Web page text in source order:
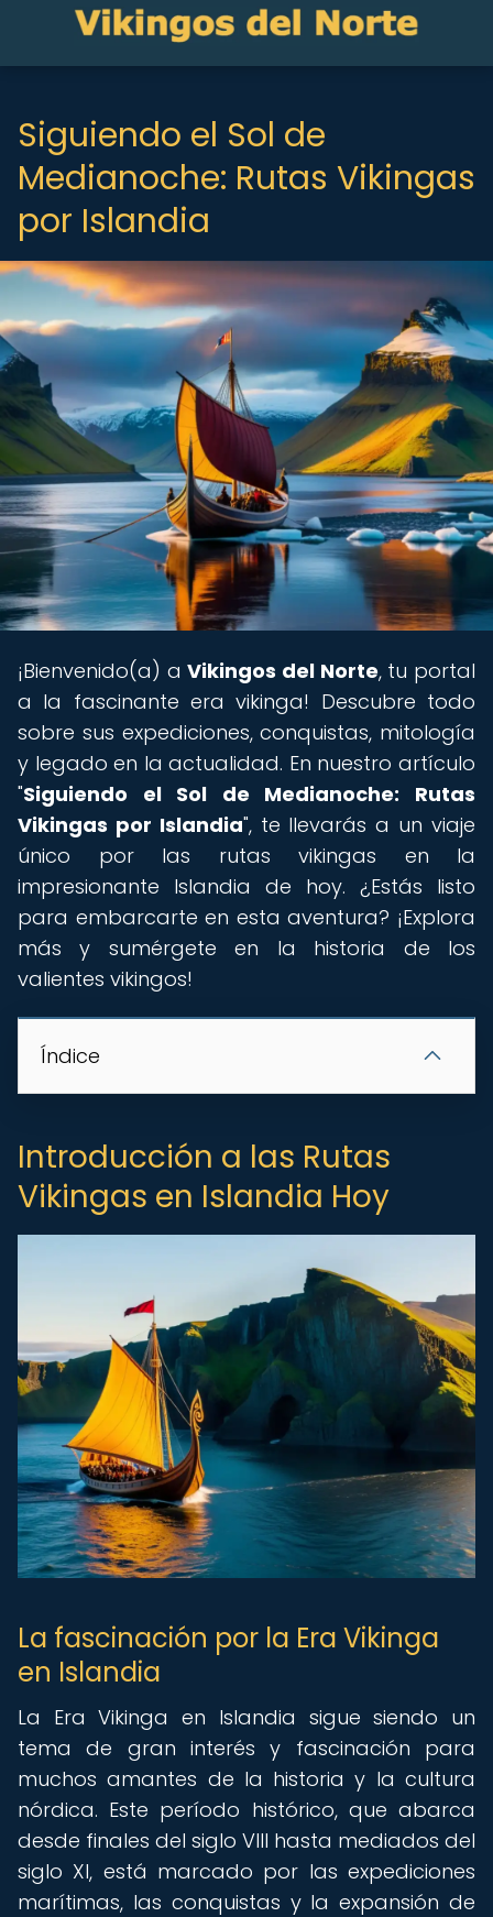
Siguiendo el Sol de
Medianoche: Rutas Vikingas
por Islandia
¡Bienvenido(a) aVikingos del Norte, tu portal
a la fascinante era vikinga! Descubre todo
sobre sus expediciones, conquistas, mitología
y legado en la actualidad. En nuestro artículo
"Siguiendo el Sol de Medianoche: Rutas
Vikingas por Islandia", te llevarás a un viaje
único por las rutas vikingas en la
impresionante Islandia de hoy. ¿Estás listo
para embarcarte en esta aventura? ¡Explora
más y sumérgete en la historia de los
valientes vikingos!
Índice
Introducción a las Rutas
Vikingas en Islandia Hoy
La fascinación por la Era Vikinga
en Islandia
La Era Vikinga en Islandia sigue siendo un
tema de gran interés y fascinación para
muchos amantes de la historia y la cultura
nórdica. Este período histórico, que abarca
desde finales del siglo VIII hasta mediados del
siglo XI, está marcado por las expediciones
marítimas, las conquistas y la expansión de